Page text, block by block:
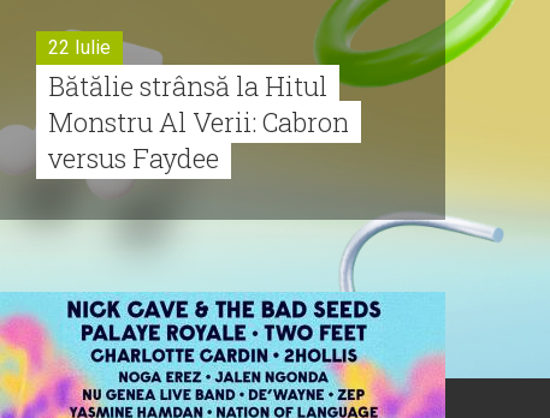
22 Iulie
Bătălie strânsă la Hitul
Monstru Al Verii: Cabron
versus Faydee
21 Iulie
Cabron vine cu Hitul
Monstru al Verii
20 Iulie